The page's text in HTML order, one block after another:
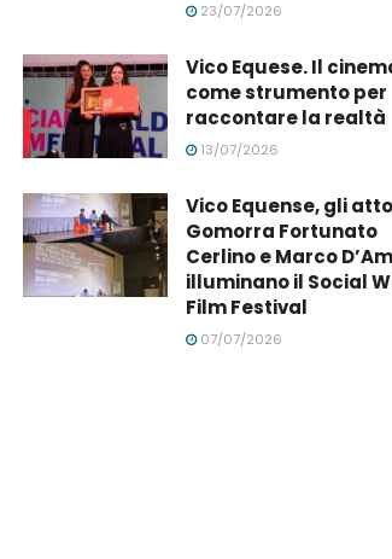
23/07/2026
Vico Equese. Il
come strumento per
raccontare la realtà
13/07/2026
Vico Equense, gli
Gomorra Fortunato
Cerlino e Marco
illuminano il Social
Film Festival
07/07/2026